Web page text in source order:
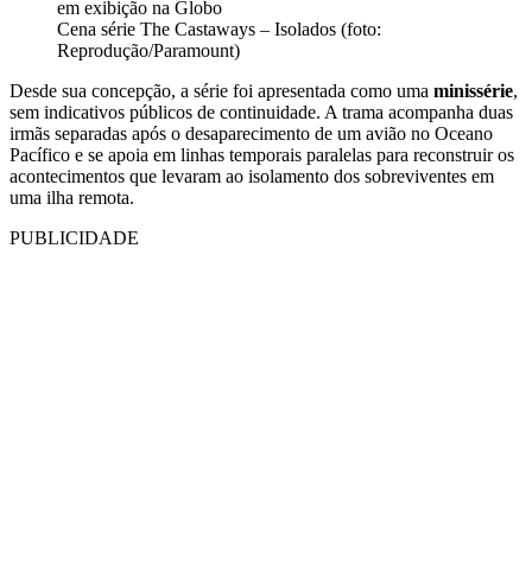
Cena série The Castaways – Isolados (foto:
Reprodução/Paramount)
Desde sua concepção, a série foi apresentada como uma minissérie,
sem indicativos públicos de continuidade. A trama acompanha duas
irmãs separadas após o desaparecimento de um avião no Oceano
Pacífico e se apoia em linhas temporais paralelas para reconstruir os
acontecimentos que levaram ao isolamento dos sobreviventes em
uma ilha remota.
PUBLICIDADE